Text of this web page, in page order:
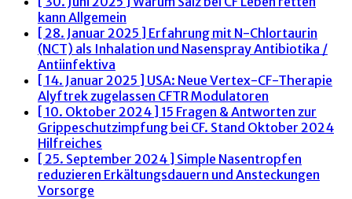
kann Allgemein
[ 28. Januar 2025 ] Erfahrung mit N-Chlortaurin
(NCT) als Inhalation und NasensprayAntibiotika /
Antiinfektiva
[ 14. Januar 2025 ] USA: Neue Vertex-CF-Therapie
Alyftrek zugelassen CFTR Modulatoren
[ 10. Oktober 2024 ] 15 Fragen & Antworten zur
Grippeschutzimpfung bei CF. Stand Oktober 2024
Hilfreiches
[ 25. September 2024 ] Simple Nasentropfen
reduzieren Erkältungsdauern und Ansteckungen
Vorsorge